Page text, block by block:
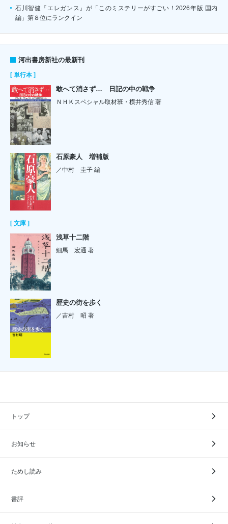
石川智健『エレガンス』が「このミステリーがすごい！2026年版 国内
編」第８位にランクイン
河出書房新社の最新刊
[ 単行本 ]
敢へて消さず… 日記の中の戦争
ＮＨＫスペシャル取材班・横井秀信 著
石原豪人 増補版
／中村 圭子 編
[ 文庫 ]
浅草十二階
細馬 宏通 著
歴史の街を歩く
／吉村 昭 著
トップ
お知らせ
ためし読み
書評